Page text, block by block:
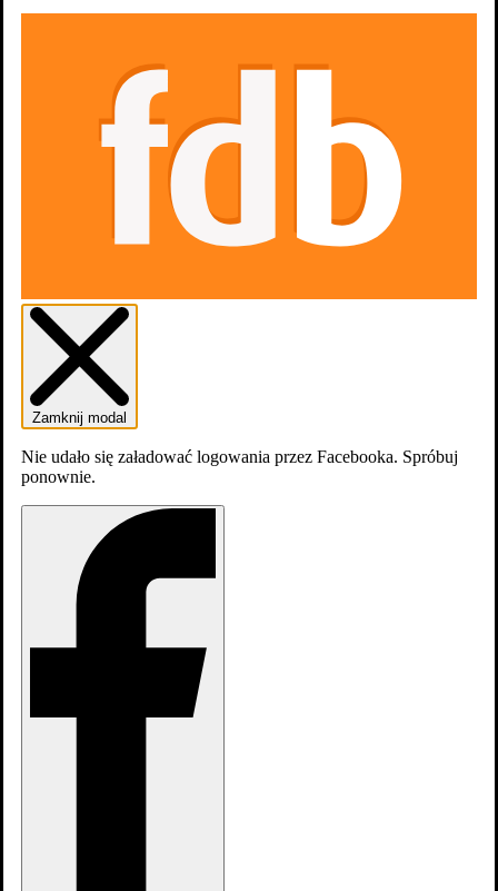
Gdzie obejrzeć
Zamknij modal
Nie udało się załadować logowania przez Facebooka. Spróbuj
ponownie.